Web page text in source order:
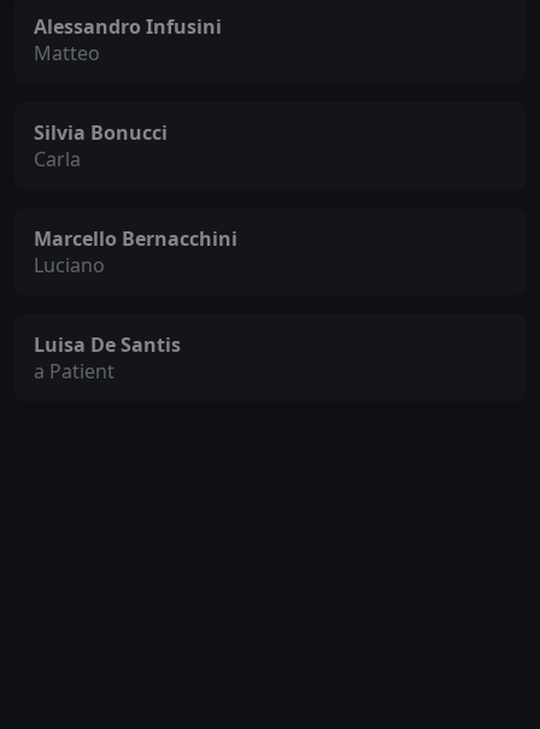
Alessandro Infusini
Matteo
Silvia Bonucci
Carla
Marcello Bernacchini
Luciano
Luisa De Santis
a Patient